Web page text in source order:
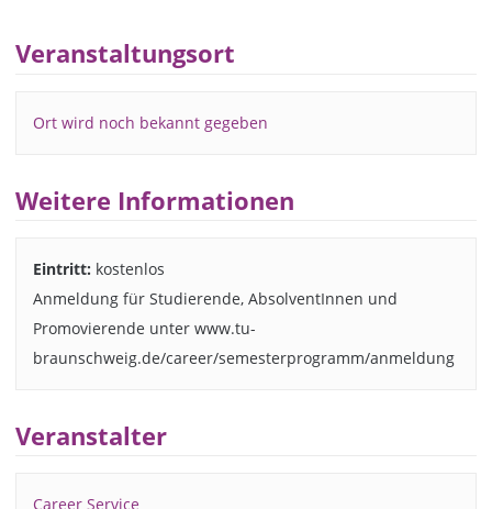
Veranstaltungsort
Ort wird noch bekannt gegeben
Weitere Informationen
Eintritt: kostenlos
Anmeldung für Studierende, AbsolventInnen und
Promovierende unter www.tu-
braunschweig.de/career/semesterprogramm/anmeldung
Veranstalter
Career Service